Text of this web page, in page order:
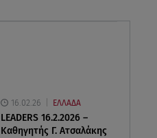
16.02.26 ΕΛΛΑΔΑ
LEADERS 16.2.2026 –
Καθηγητής Γ. Ατσαλάκης